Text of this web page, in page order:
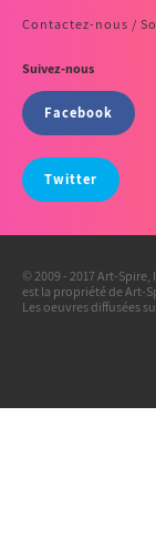
Contactez-nous /
Suivez-nous
Facebook
Twitter
© 2009 - 2017 Art-
est la propriété de Art-
Les oeuvres diffusées